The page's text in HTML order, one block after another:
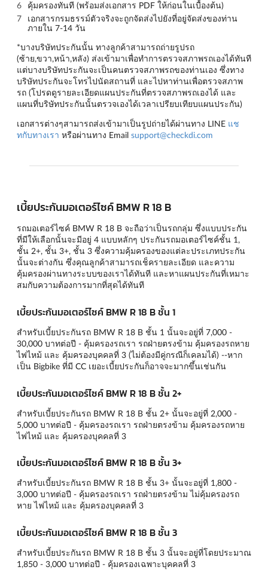
คุ้มครองทันที (พร้อมส่งเอกสาร PDF ให้ก่อนในเบื้องต้น)
เอกสารกรมธรรม์ตัวจริงจะถูกจัดส่งไปยังที่อยู่จัดส่งของท่าน
ภายใน 7-14 วัน
*บางบริษัทประกันนั้น ทางลูกค้าสามารถถ่ายรูปรถ
(ซ้าย,ขวา,หน้า,หลัง) ส่งเข้ามาเพื่อทำการตรวจสภาพรถเองได้ทันที
แต่บางบริษัทประกันจะเป็นคนตรวจสภาพรถของท่านเอง ซึ่งทาง
บริษัทประกันจะโทรไปนัดสถานที่ และไปหาท่านเพื่อตรวจสภาพ
รถ (โปรดดูรายละเอียดแผนประกันที่ตรวจสภาพรถเองได้ และ
แผนที่บริษัทประกันนั้นตรวจเองได้เวลาเปรียบเทียบแผนประกัน)
เอกสารต่างๆสามารถส่งเข้ามาเป็นรูปถ่ายได้ผ่านทาง LINE แช
ทกับทางเรา หรือผ่านทาง Email support@checkdi.com
เบี้ยประกันมอเตอร์ไซค์ BMW R 18 B
รถมอเตอร์ไซค์ BMW R 18 B จะถือว่าเป็นรถกลุ่ม ซึ่งแบบประกัน
ที่มีให้เลือกนั้นจะมีอยู่ 4 แบบหลักๆ ประกันรถมอเตอร์ไซค์ชั้น 1,
ชั้น 2+, ชั้น 3+, ชั้น 3 ซึ่งความคุ้มครองของแต่ละประเภทประกัน
นั้นจะต่างกัน ซึ่งคุณลูกค้าสามารถเช็ครายละเอียด และความ
คุ้มครองผ่านทางระบบของเราได้ทันที และหาแผนประกันที่เหมาะ
สมกับความต้องการมากที่สุดได้ทันที
เบี้ยประกันมอเตอร์ไซค์ BMW R 18 B ชั้น 1
สำหรับเบี้ยประกันรถ BMW R 18 B ชั้น 1 นั้นจะอยู่ที่ 7,000 -
30,000 บาทต่อปี - คุ้มครองรถเรา รถฝ่ายตรงข้าม คุ้มครองรถหาย
ไฟไหม้ และ คุ้มครองบุคคลที่ 3 (ไม่ต้องมีคู่กรณีก็เคลมได้) --หาก
เป็น Bigbike ที่มี CC เยอะเบี้ยประกันก็อาจจะมากขึ้นเช่นกัน
เบี้ยประกันมอเตอร์ไซค์ BMW R 18 B ชั้น 2+
สำหรับเบี้ยประกันรถ BMW R 18 B ชั้น 2+ นั้นจะอยู่ที่ 2,000 -
5,000 บาทต่อปี - คุ้มครองรถเรา รถฝ่ายตรงข้าม คุ้มครองรถหาย
ไฟไหม้ และ คุ้มครองบุคคลที่ 3
เบี้ยประกันมอเตอร์ไซค์ BMW R 18 B ชั้น 3+
สำหรับเบี้ยประกันรถ BMW R 18 B ชั้น 3+ นั้นจะอยู่ที่ 1,800 -
3,000 บาทต่อปี - คุ้มครองรถเรา รถฝ่ายตรงข้าม ไม่คุ้มครองรถ
หาย ไฟไหม้ และ คุ้มครองบุคคลที่ 3
เบี้ยประกันมอเตอร์ไซค์ BMW R 18 B ชั้น 3
สำหรับเบี้ยประกันรถ BMW R 18 B ชั้น 3 นั้นจะอยู่ที่โดยประมาณ
1,850 - 3,000 บาทต่อปี - คุ้มครองเฉพาะบุคคลที่ 3